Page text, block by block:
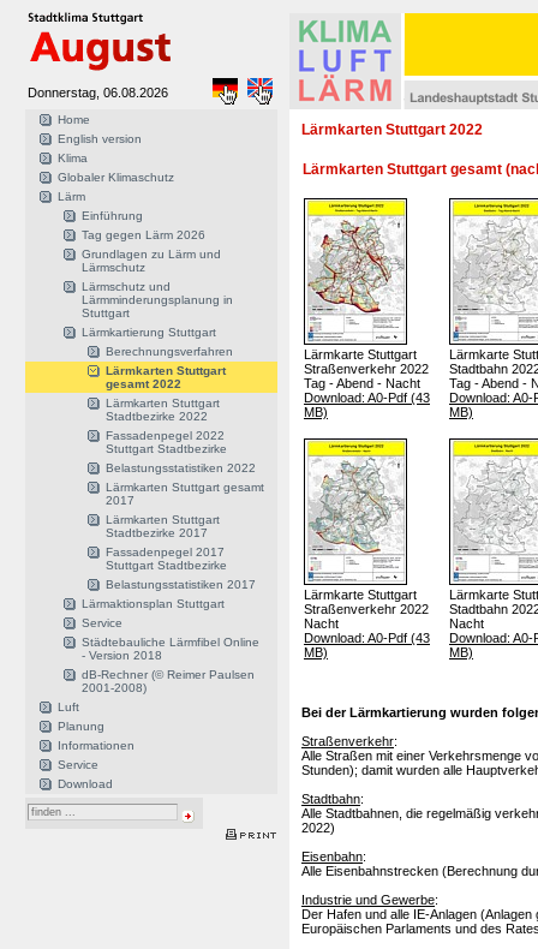
Donnerstag, 06.08.2026
Home
English version
Klima
Globaler Klimaschutz
Lärm
Einführung
Tag gegen Lärm 2026
Grundlagen zu Lärm und
Lärmschutz
Lärmschutz und
Lärmminderungsplanung in
Stuttgart
Lärmkartierung Stuttgart
Berechnungsverfahren
Lärmkarten Stuttgart
gesamt 2022
Lärmkarten Stuttgart
Stadtbezirke 2022
Fassadenpegel 2022
Stuttgart Stadtbezirke
Belastungsstatistiken 2022
Lärmkarten Stuttgart gesamt
2017
Lärmkarten Stuttgart
Stadtbezirke 2017
Fassadenpegel 2017
Stuttgart Stadtbezirke
Belastungsstatistiken 2017
Lärmaktionsplan Stuttgart
Service
Städtebauliche Lärmfibel Online
- Version 2018
dB-Rechner (© Reimer Paulsen
2001-2008)
Luft
Planung
Informationen
Service
Download
Lärmkarten Stuttgart 2022
Lärmkarten Stuttgart gesamt
Lärmkarte Stuttgart
Straßenverkehr 2022
Tag - Abend - Nacht
Download: A0-Pdf (43
MB)
Lärmkarte
Stadtbahn
Tag - Abend -
Download: A0-
MB)
Lärmkarte Stuttgart
Straßenverkehr 2022
Nacht
Download: A0-Pdf (43
MB)
Lärmkarte
Stadtbahn
Nacht
Download: A0-
MB)
Bei der Lärmkartierung wurden
Straßenverkehr:
Alle Straßen mit einer Verkehrsmenge
Stunden); damit wurden alle
Stadtbahn:
Alle Stadtbahnen, die regelmäßig
2022)
Eisenbahn:
Alle Eisenbahnstrecken (Berechnung
Industrie und Gewerbe:
Der Hafen und alle IE-Anlagen
Europäischen Parlaments und des